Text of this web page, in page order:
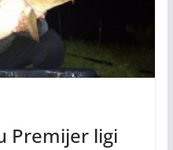
Premijer ligi